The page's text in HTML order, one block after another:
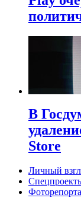
В
Store
Личный